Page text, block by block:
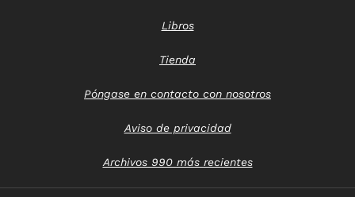
Libros
Tienda
Póngase en contacto con nosotros
Aviso de privacidad
Archivos 990 más recientes